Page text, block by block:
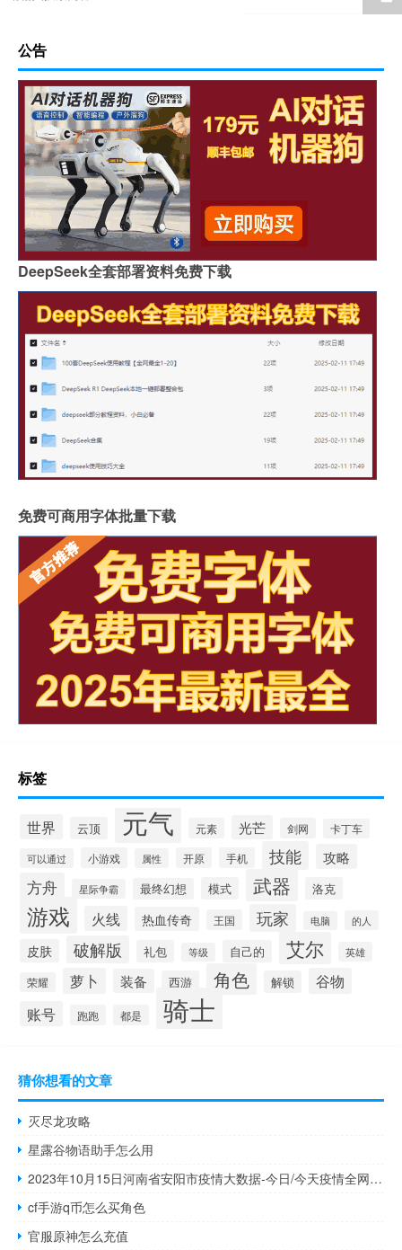
公告
DeepSeek全套部署资料免费下载
免费可商用字体批量下载
标签
世界 云顶 元气 元素 光芒 剑网 卡丁车
可以通过 小游戏 属性 开原 手机 技能 攻略
方舟 星际争霸 最终幻想 模式 武器 洛克
游戏 火线 热血传奇 王国 玩家 电脑 的人
皮肤 破解版 礼包 等级 自己的 艾尔 英雄
荣耀 萝卜 装备 西游 角色 解锁 谷物
账号 跑跑 都是 骑士
猜你想看的文章
灭尽龙攻略
星露谷物语助手怎么用
2023年10月15日河南省安阳市疫情大数据-今日/今天疫情全网搜索最新实时消息动态情况通知播报
cf手游q币怎么买角色
官服原神怎么充值